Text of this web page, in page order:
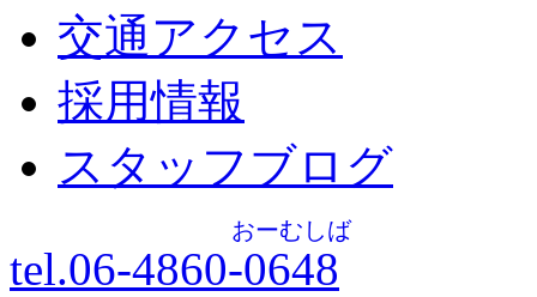
交通アクセス
採用情報
スタッフブログ
tel.06-4860-0648
おーむしば